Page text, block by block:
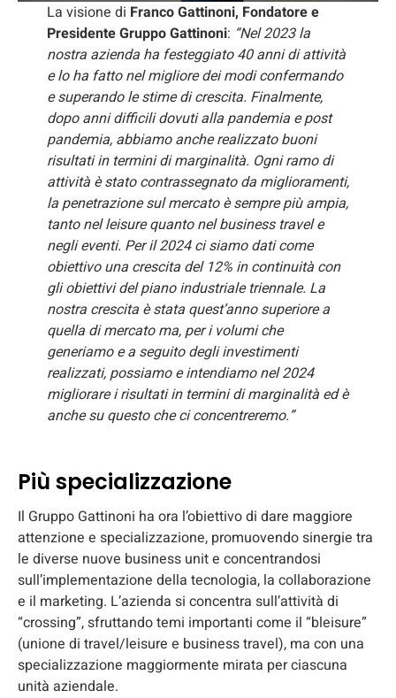
La visione di Franco Gattinoni, Fondatore e
Presidente Gruppo Gattinoni: “Nel 2023 la
nostra azienda ha festeggiato 40 anni di attività
e lo ha fatto nel migliore dei modi confermando
e superando le stime di crescita. Finalmente,
dopo anni difficili dovuti alla pandemia e post
pandemia, abbiamo anche realizzato buoni
risultati in termini di marginalità. Ogni ramo di
attività è stato contrassegnato da miglioramenti,
la penetrazione sul mercato è sempre più ampia,
tanto nel leisure quanto nel business travel e
negli eventi. Per il 2024 ci siamo dati come
obiettivo una crescita del 12% in continuità con
gli obiettivi del piano industriale triennale. La
nostra crescita è stata quest’anno superiore a
quella di mercato ma, per i volumi che
generiamo e a seguito degli investimenti
realizzati, possiamo e intendiamo nel 2024
migliorare i risultati in termini di marginalità ed è
anche su questo che ci concentreremo.”
Più specializzazione
Il Gruppo Gattinoni ha ora l’obiettivo di dare maggiore
attenzione e specializzazione, promuovendo sinergie tra
le diverse nuove business unit e concentrandosi
sull’implementazione della tecnologia, la collaborazione
e il marketing. L’azienda si concentra sull’attività di
“crossing”, sfruttando temi importanti come il “bleisure”
(unione di travel/leisure e business travel), ma con una
specializzazione maggiormente mirata per ciascuna
unità aziendale.